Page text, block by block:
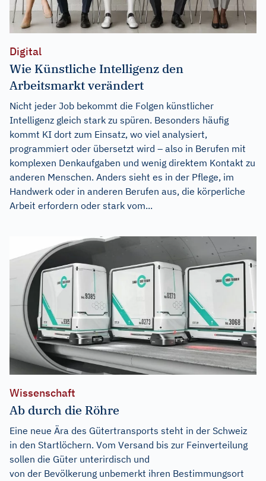
Digital
Wie Künstliche Intelligenz den
Arbeitsmarkt verändert
Nicht jeder Job bekommt die Folgen künstlicher
Intelligenz gleich stark zu spüren. Besonders häufig
kommt KI dort zum Einsatz, wo viel analysiert,
programmiert oder übersetzt wird – also in Berufen mit
komplexen Denkaufgaben und wenig direktem Kontakt zu
anderen Menschen. Anders sieht es in der Pflege, im
Handwerk oder in anderen Berufen aus, die körperliche
Arbeit erfordern oder stark vom...
Wissenschaft
Ab durch die Röhre
Eine neue Ära des Gütertransports steht in der Schweiz
in den Startlöchern. Vom Versand bis zur Feinverteilung
sollen die Güter unterirdisch und
von der Bevölkerung unbemerkt ihren Bestimmungsort